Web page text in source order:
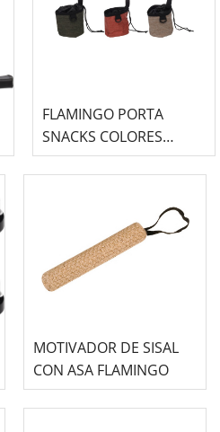
FLAMINGO PORTA
SNACKS COLORES
SURTIDOS - VARGO
MOTIVADOR DE SISAL
CON ASA FLAMINGO